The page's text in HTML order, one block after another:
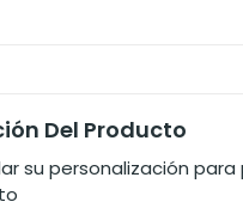
Del Producto
su personalización para